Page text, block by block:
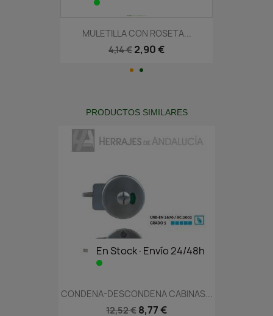
MULETILLA CON ROSETA...
4,14 € 2,90 €
PRODUCTOS SIMILARES
En Stock·Envío 24/48h
CONDENA-DESCONDENA CABINAS...
12,52 € 8,77 €